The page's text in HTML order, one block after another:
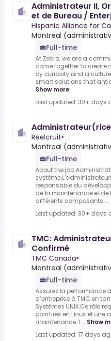
Administrateur II,
et de Bureau /
Desktop
Hispanic Alliance for
Montreal
Full-time
At Zebra, we are a
come together to create
by curiosity and a
smart solutions that
Show more
Last updated: 30+ days
Reelcruit•
Montreal
Full-time
About the job
responsable du
de la maintenance et de
différents composants ...
Last updated: 30+ days
TMC:
Confirmé
TMC Canada•
Montreal
Full-time
Assurez la performance
d’entreprise à TMC en
Systèmes UNIX.Ce rôle
pointues en Linux et une
maintenance.T... Show
Last updated: 17 days